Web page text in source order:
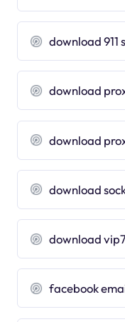
download 911
download
download
download
download
facebook